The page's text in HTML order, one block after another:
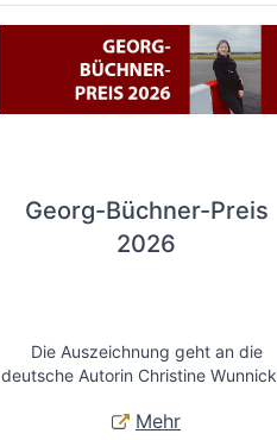
Georg-Büchner-Preis
2026
Die Auszeichnung geht an die
deutsche Autorin Christine
Mehr